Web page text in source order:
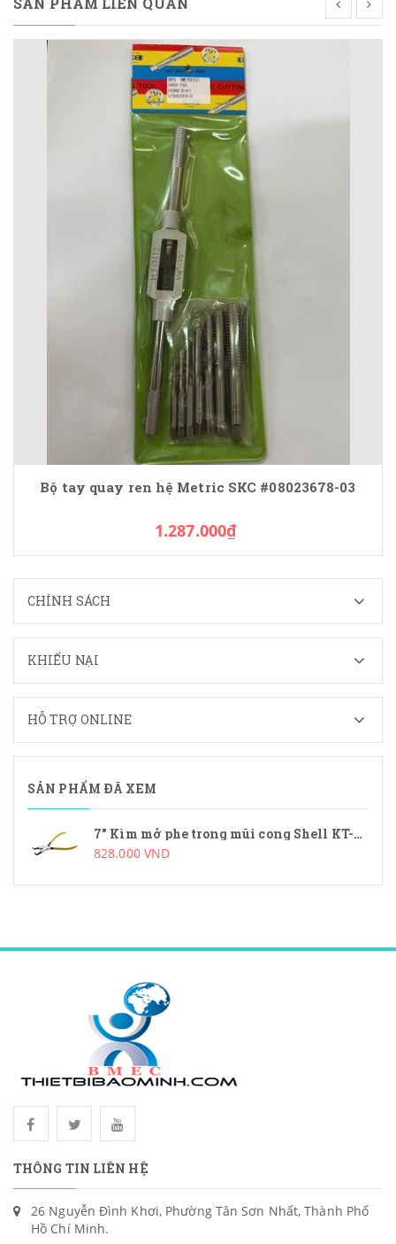
Bộ tay quay ren hệ Metric SKC #08023678-03
1.287.000₫
CHÍNH SÁCH
KHIẾU NẠI
HỖ TRỢ ONLINE
SẢN PHẨM ĐÃ XEM
7" Kìm mở phe trong mũi cong Shell KT-278-2
828.000 VND
THÔNG TIN LIÊN HỆ
26 Nguyễn Đình Khơi, Phường Tân Sơn Nhất, Thành Phố
Hồ Chí Minh.